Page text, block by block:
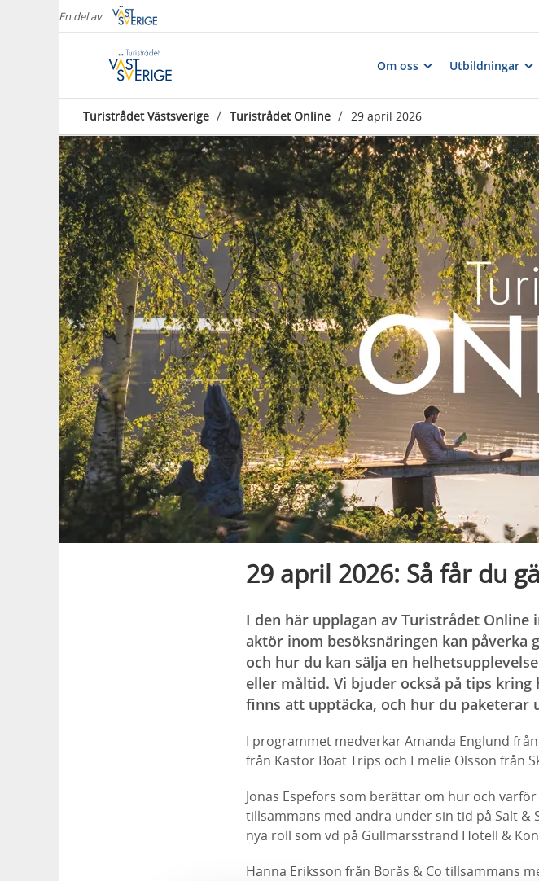
En del av
Om oss Utbildningar
Turistrådet Västsverige / Turistrådet Online / 29 april 2026
29 april 2026: Så får du
I den här upplagan av Turistrådet
aktör inom besöksnäringen kan påverka
och hur du kan sälja en
eller måltid. Vi bjuder också på tips
finns att upptäcka, och hur du paketerar
I programmet medverkar Amanda Englund
från Kastor Boat Trips och Emelie Olsson från
Jonas Espefors som berättar om hur och
tillsammans med andra under sin tid på Salt &
nya roll som vd på Gullmarsstrand Hotell &
Hanna Eriksson från Borås & Co tillsammans